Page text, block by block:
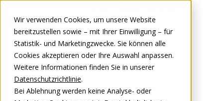
Wir verwenden Cookies, um unsere Website
bereitzustellen sowie – mit Ihrer Einwilligung – für
Statistik- und Marketingzwecke. Sie können alle
Cookies akzeptieren oder Ihre Auswahl anpassen.
Weitere Informationen finden Sie in unserer
Datenschutzrichtlinie.
Bei Ablehnung werden keine Analyse- oder
0848 00 77 88